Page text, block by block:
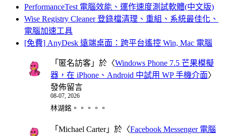
PerformanceTest 電腦效能、運作速度測試軟體(中文版)
Wise Registry Cleaner 登錄檔清理、重組、系統最佳化、
電腦加速工具
[免費] AnyDesk 遠端桌面：跨平台遙控 Win, Mac 電腦
「 匿名訪客 」於〈Windows Phone 7.5 芒果模擬
器，在 iPhone、Android 中試用 WP 手機介面〉
發佈留言
08-07, 2026
林湖銘。。。。。
「 Michael Carter」於〈Facebook Messenger 電腦